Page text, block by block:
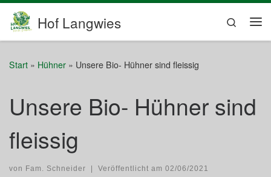
Zum Inhalt springen
Hof Langwies
Search
Start » Hühner » Unsere Bio- Hühner sind fleissig
Unsere Bio- Hühner sind
fleissig
von Fam. Schneider | Veröffentlicht am 02/06/2021